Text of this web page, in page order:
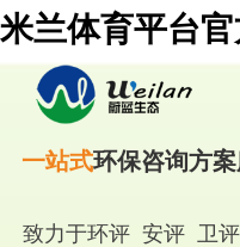
米兰体育平台
一站式环保咨询方
致力于环评 安评 卫